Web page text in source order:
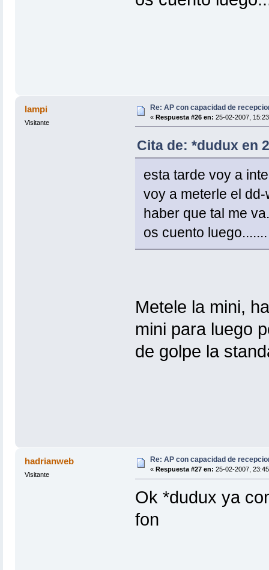
lampi
Visitante
Re: AP con capacidad de
« Respuesta #26 en: 25-02-2007,
Cita de: *dudux en
esta tarde voy a
voy a meterle el dd-
haber que tal me
os cuento luego.......
Metele la mini,
mini para luego
de golpe la
hadrianweb
Visitante
Re: AP con capacidad de
« Respuesta #27 en: 25-02-2007,
Ok *dudux ya
fon